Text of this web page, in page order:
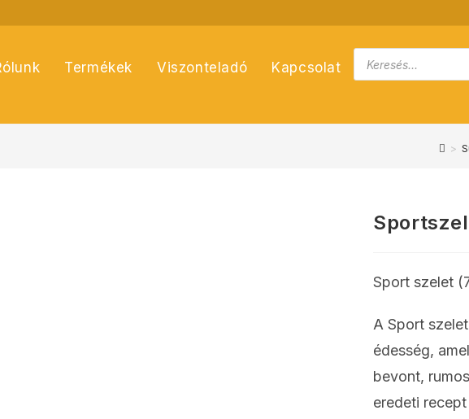
Termékek Viszonteladó Kapcsolat
search
>
Sport szelet
A Sport
édesség,
bevont,
eredeti